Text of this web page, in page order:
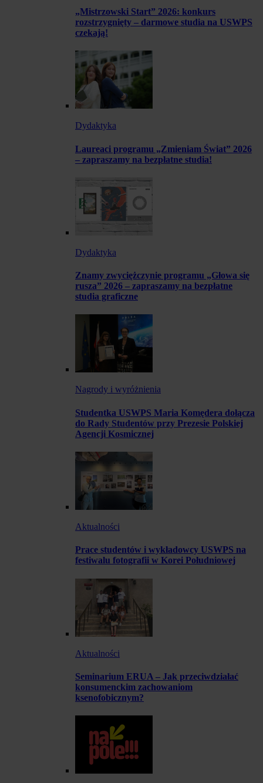
„Mistrzowski Start” 2026: konkurs
rozstrzygnięty – darmowe studia na USWPS
czekają!
Dydaktyka
Laureaci programu „Zmieniam Świat” 2026
– zapraszamy na bezpłatne studia!
Dydaktyka
Znamy zwyciężczynie programu „Głowa się
rusza” 2026 – zapraszamy na bezpłatne
studia graficzne
Nagrody i wyróżnienia
Studentka USWPS Maria Komędera dołącza
do Rady Studentów przy Prezesie Polskiej
Agencji Kosmicznej
Aktualności
Prace studentów i wykładowcy USWPS na
festiwalu fotografii w Korei Południowej
Aktualności
Seminarium ERUA – Jak przeciwdziałać
konsumenckim zachowaniom
ksenofobicznym?